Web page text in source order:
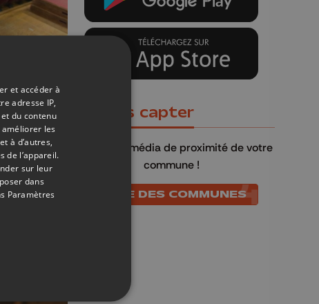
Où nous capter
, le média de proximité de votre
commune !
LISTE DES COMMUNES
et accéder à
adresse IP,
du contenu
les
à d’autres,
de l’appareil.
sur leur
dans
Paramètres